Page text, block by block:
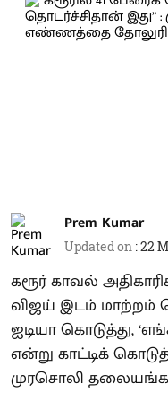
Prem Kumar
Updated on :22
கரூர் காவல்
விஜய் இடம் மாற்றம்
ஐடியா கொடுத்து,
என்று காட்டிக்
முரசொலி